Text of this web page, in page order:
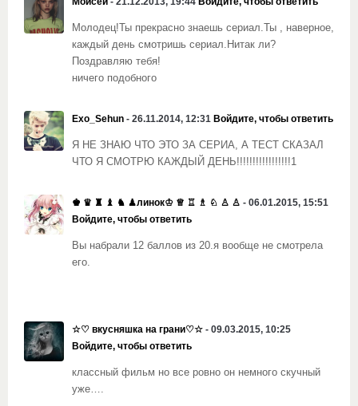
Молодец!Ты прекрасно знаешь сериал.Ты , наверное,
каждый день смотришь сериал.Нитак ли?
Поздравляю тебя!
ничего подобного
Exo_Sehun - 26.11.2014, 12:31 Войдите, чтобы ответить
Я НЕ ЗНАЮ ЧТО ЭТО ЗА СЕРИА, А ТЕСТ СКАЗАЛ
ЧТО Я СМОТРЮ КАЖДЫЙ ДЕНЬ!!!!!!!!!!!!!!!!!1
♚ ♛ ♜ ♝ ♞ ♟линок♔ ♕ ♖ ♗ ♘ ♙ ♙ - 06.01.2015, 15:51
Войдите, чтобы ответить
Вы набрали 12 баллов из 20.я вообще не смотрела
его.
☆♡ вкусняшка на грани♡☆ - 09.03.2015, 10:25
Войдите, чтобы ответить
классный фильм но все ровно он немного скучный
уже….